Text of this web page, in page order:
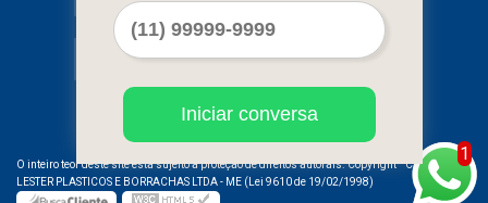
Mapa do site
O inteiro teor deste site está sujeito à proteção de direitos autorais. Copyright COMERCIAL
LESTER PLASTICOS E BORRACHAS LTDA - ME (Lei 9610 de 19/02/1998)
1
Iniciar conversa